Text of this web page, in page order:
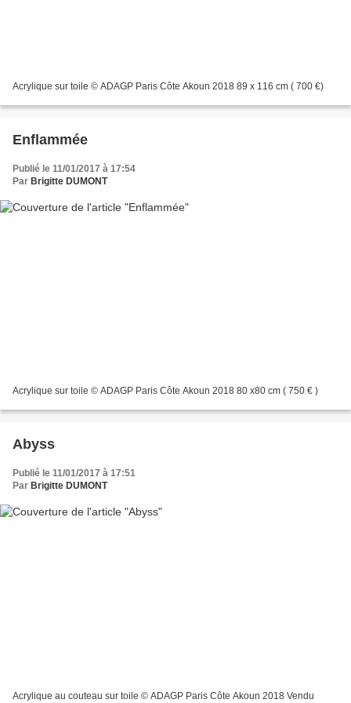
Acrylique sur toile © ADAGP Paris Côte Akoun 2018 89 x 116 cm ( 700 €)
Enflammée
Publié le 11/01/2017 à 17:54
Par Brigitte DUMONT
Acrylique sur toile © ADAGP Paris Côte Akoun 2018 80 x80 cm ( 750 € )
Abyss
Publié le 11/01/2017 à 17:51
Par Brigitte DUMONT
Acrylique au couteau sur toile © ADAGP Paris Côte Akoun 2018 Vendu